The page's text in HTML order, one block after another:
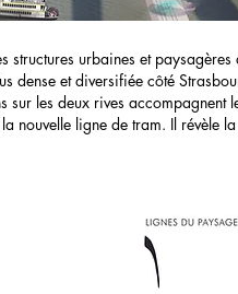
urbaines et paysagères
dense et diversifiée côté
sur les deux rives accompagnent
nouvelle ligne de tram. Il révèle